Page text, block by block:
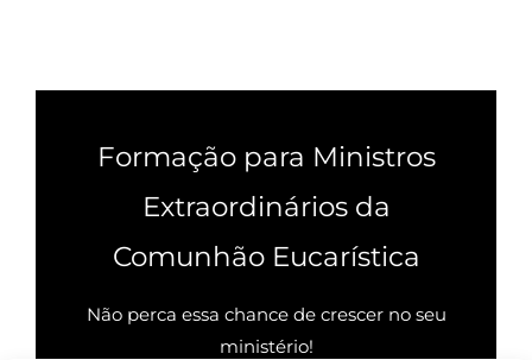
Formação para Ministros
Extraordinários da
Comunhão Eucarística
Não perca essa chance de crescer no seu
ministério!